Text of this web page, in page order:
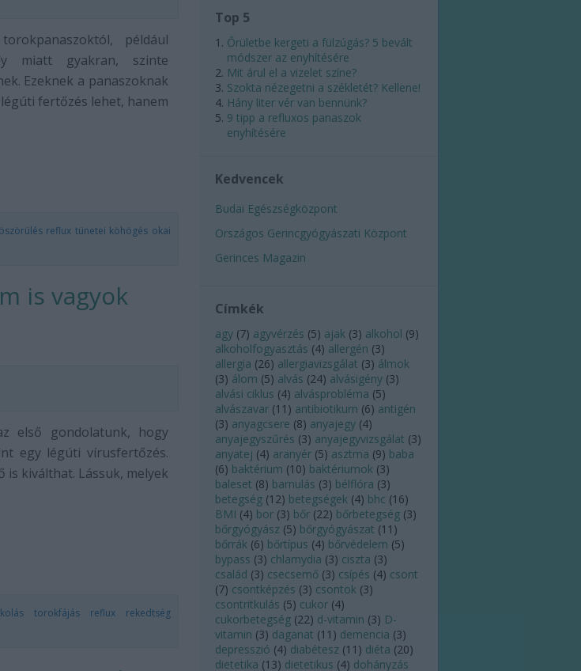
például
miatt gyakran, szinte
Ezeknek a panaszoknak
fertőzés lehet, hanem
reflux tünetei köhögés okai
is vagyok
első gondolatunk, hogy
egy légúti vírusfertőzés.
is kiválthat. Lássuk, melyek
torokfájás reflux
rekedtség
Top 5
Őrületbe kergeti a fülzúgás? 5 bevált
módszer az enyhítésére
Mit árul el a vizelet színe?
Szokta nézegetni a székletét? Kellene!
Hány liter vér van bennünk?
9 tipp a refluxos panaszok
enyhítésére
Kedvencek
Budai Egészségközpont
Országos Gerincgyógyászati Központ
Gerinces Magazin
Címkék
agy (7) agyvérzés (5) ajak (3) alkohol (9)
alkoholfogyasztás (4) allergén (3)
allergia (26) allergiavizsgálat (3) álmok
(3) álom (5) alvás (24) alvásigény (3)
alvási ciklus (4) alvásprobléma (5)
alvászavar (11 ) antibiotikum (6) antigén
(3) anyagcsere (8) anyajegy (4)
anyajegyszűrés (3) anyajegyvizsgálat (3)
anyatej (4) aranyér (5) asztma (9) baba
(6) baktérium (10) baktériumok (3)
baleset (8) barnulás (3) bélflóra (3)
betegség (12) betegségek (4) bhc (16)
BMI (4) bor (3) bőr (22) bőrbetegség (3)
bőrgyógyász (5) bőrgyógyászat (11 )
bőrrák (6) bőrtípus (4) bőrvédelem (5)
bypass (3) chlamydia (3) ciszta (3)
család (3) csecsemő (3) csípés (4) csont
(7) csontképzés (3) csontok (3)
csontritkulás (5) cukor (4)
cukorbetegség (22) d-vitamin (3) D-
vitamin (3) daganat (11 ) demencia (3)
depresszió (4) diabétesz (11 ) diéta (20)
dietetika (13) dietetikus (4) dohányzás